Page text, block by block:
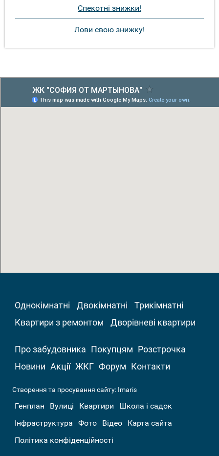
Спекотні знижки!
Лови свою знижку!
Однокімнатні Двокімнатні
Трикімнатні
Квартири з ремонтом
Дворівневі квартири
Про забудовника Покупцям Розстрочка
Новини Акції ЖКГ Форум Контакти
Створення та просування сайту: Imaris
Генплан Вулиці Квартири
Школа і садок
Інфраструктура
Фото Відео
Карта сайта
Політика конфіденційності